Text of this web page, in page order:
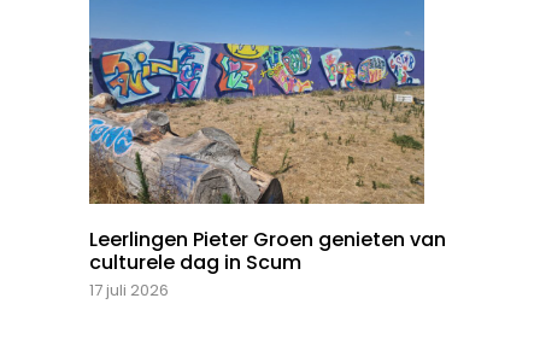
Leerlingen Pieter Groen genieten van
culturele dag in Scum
17 juli 2026